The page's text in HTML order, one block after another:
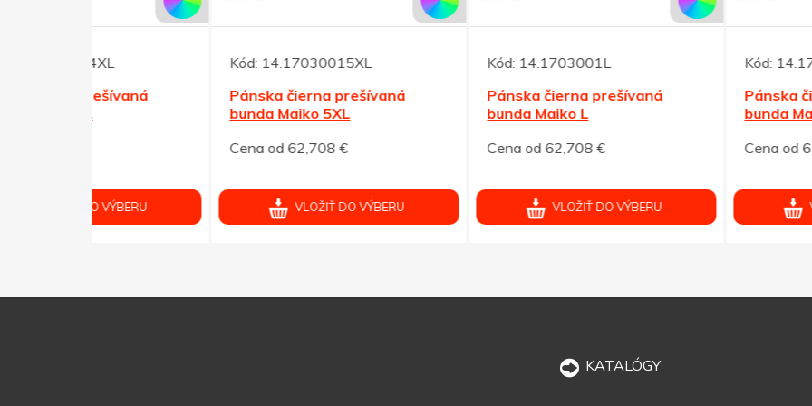
Kód:
14.17030015XL
Pánska čierna prešívaná
bunda Maiko 5XL
Cena od 62,708 €
VLOŽIŤ DO VÝBERU
Kód:
14.1703001L
Pánska čierna prešívaná
Cena od 62,708 €
VLOŽIŤ DO VÝBERU
14.1703001M
Pánska čierna prešívaná
Cena od 62,708 €
VLOŽIŤ DO VÝBERU
KATALÓGY